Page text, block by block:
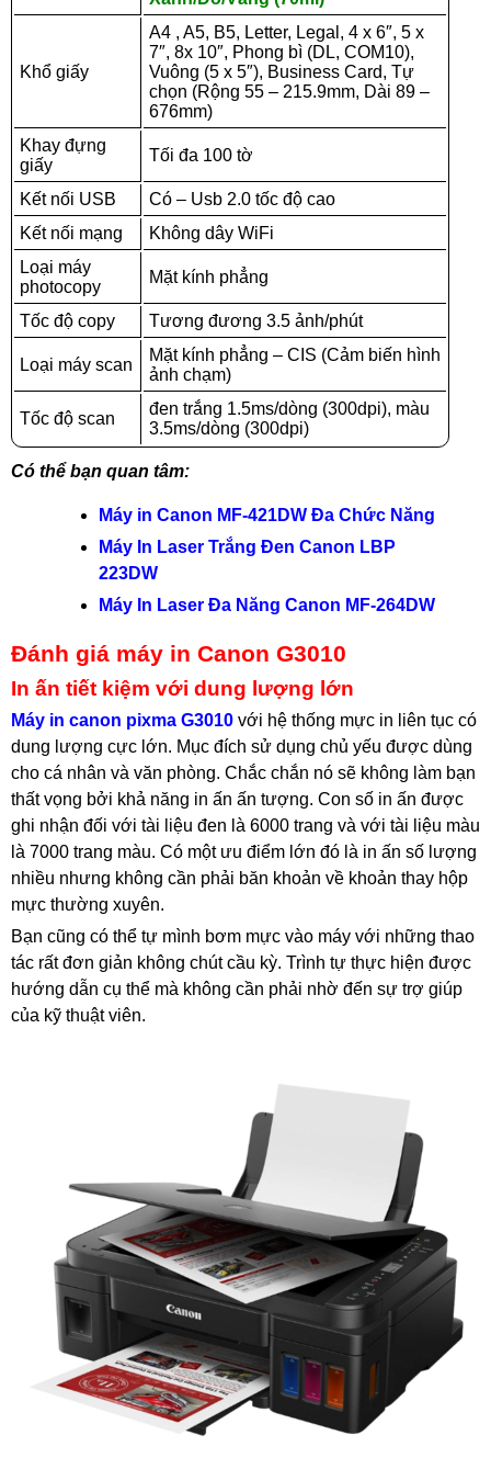
Khổ giấy
A4 , A5, B5, Letter, Legal, 4 x 6″, 5 x
7″, 8x 10″, Phong bì (DL, COM10),
Vuông (5 x 5″), Business Card, Tự
chọn (Rộng 55 – 215.9mm, Dài 89 –
676mm)
Khay đựng
giấy
Tối đa 100 tờ
Kết nối USB
Có – Usb 2.0 tốc độ cao
Kết nối mạng
Không dây WiFi
Loại máy
photocopy
Mặt kính phẳng
Tốc độ copy Tương đương 3.5 ảnh/phút
Loại máy scan
Mặt kính phẳng – CIS (Cảm biến hình
ảnh chạm)
Tốc độ scan
đen trắng 1.5ms/dòng (300dpi), màu
3.5ms/dòng (300dpi)
Có thể bạn quan tâm:
Máy in Canon MF-421DW Đa Chức Năng
Máy In Laser Trắng Đen Canon LBP
223DW
Máy In Laser Đa Năng Canon MF-264DW
Đánh giá máy in Canon G3010
In ấn tiết kiệm với dung lượng lớn
Máy in canon pixma G3010 với hệ thống mực in liên tục có
dung lượng cực lớn. Mục đích sử dụng chủ yếu được dùng
cho cá nhân và văn phòng. Chắc chắn nó sẽ không làm bạn
thất vọng bởi khả năng in ấn ấn tượng. Con số in ấn được
ghi nhận đối với tài liệu đen là 6000 trang và với tài liệu màu
là 7000 trang màu. Có một ưu điểm lớn đó là in ấn số lượng
nhiều nhưng không cần phải băn khoản về khoản thay hộp
mực thường xuyên.
Bạn cũng có thể tự mình bơm mực vào máy với những thao
tác rất đơn giản không chút cầu kỳ. Trình tự thực hiện được
hướng dẫn cụ thể mà không cần phải nhờ đến sự trợ giúp
của kỹ thuật viên.